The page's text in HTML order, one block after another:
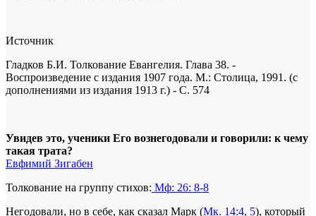
Источник
Гладков Б.И. Толкование Евангелия. Глава 38. -
Воспроизведение с издания 1907 года. М.: Столица, 1991. (с
дополнениями из издания 1913 г.) - С. 574
Увидев это, ученики Его вознегодовали и говорили: к чему
такая трата?
Евфимий Зигабен
Толкование на группу стихов: Мф: 26: 8-8
Негодовали, но в себе, как сказал Марк (Мк. 14:4, 5), который